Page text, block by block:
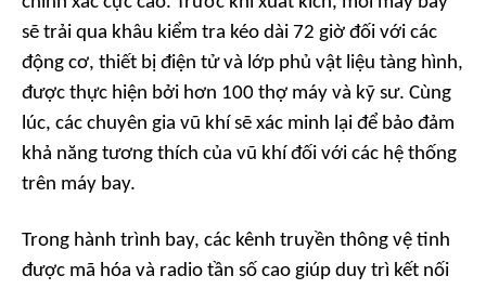
sẽ trải qua khâu kiểm tra kéo dài 72 giờ đối với các
động cơ, thiết bị điện tử và lớp phủ vật liệu tàng hình,
được thực hiện bởi hơn 100 thợ máy và kỹ sư. Cùng
lúc, các chuyên gia vũ khí sẽ xác minh lại để bảo đảm
khả năng tương thích của vũ khí đối với các hệ thống
trên máy bay.
Trong hành trình bay, các kênh truyền thông vệ tinh
được mã hóa và radio tần số cao giúp duy trì kết nối